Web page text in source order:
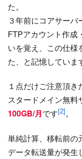
た。
３年前にコアサーバ
FTPアカウント作成
いを覚え、この仕様
た、と記憶していま
１点だけご注意頂き
スタードメイン無料
100GB/月です[2]。
単純計算、移転前の
データ転送量が発生